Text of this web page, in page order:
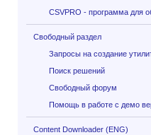
CSVPRO - программа для
Свободный раздел
Запросы на создание
Поиск решений
Свободный форум
Помощь в работе с демо
Content Downloader (ENG)